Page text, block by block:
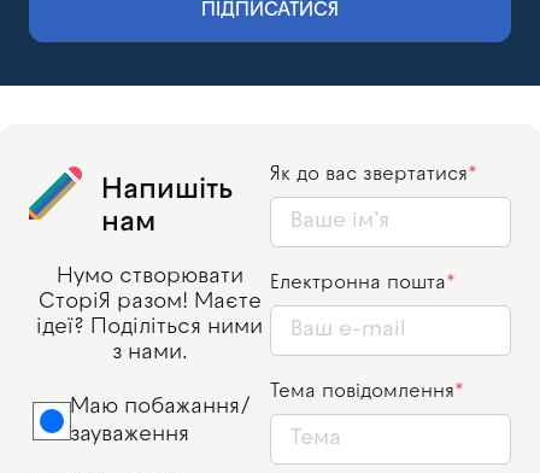
ПІДПИСАТИСЯ
Напишіть
нам
Нумо створювати
СторіЯ разом! Маєте
ідеї? Поділіться ними
з нами.
Маю побажання/
зауваження
Як до вас звертатися
Електронна пошта
Тема повідомлення